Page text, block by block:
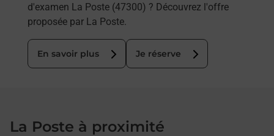
d'examen La Poste (47300) ? Découvrez l'offre
proposée par La Poste.
En savoir plus Je réserve
La Poste à proximité